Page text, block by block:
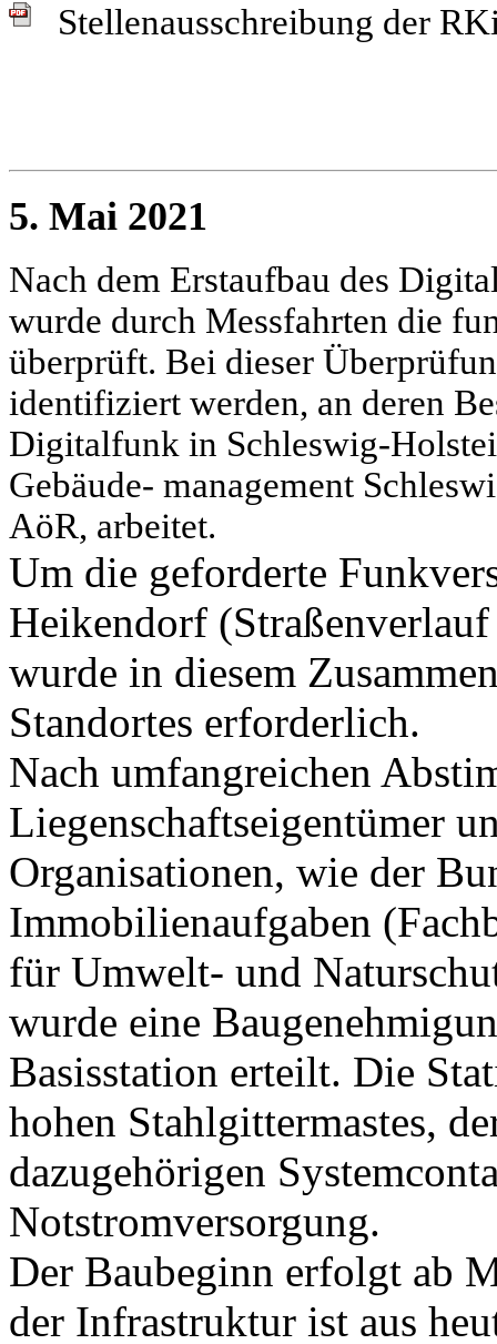
Stellenausschreibung der
5. Mai 2021
Nach dem Erstaufbau des
wurde durch Messfahrten die
überprüft. Bei dieser
identifiziert werden, an deren
Digitalfunk in Schleswig-
Gebäude- management
AöR, arbeitet.
Um die geforderte
Heikendorf
wurde in diesem
Standortes erforderlich.
Nach umfangreichen
Liegenschaftseigentümer
Organisationen, wie der
Immobilienaufgaben
für Umwelt- und
wurde eine
Basisstation erteilt. Die
hohen Stahlgittermastes,
dazugehörigen
Notstromversorgung.
Der Baubeginn erfolgt ab
der Infrastruktur ist aus